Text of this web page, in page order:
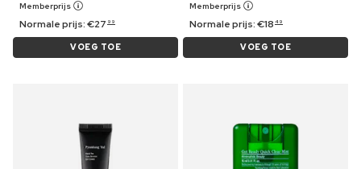
Memberprijs
Normale prijs:€27 99
VOEG TOE
Memberprijs
Normale prijs:€18 49
VOEG TOE